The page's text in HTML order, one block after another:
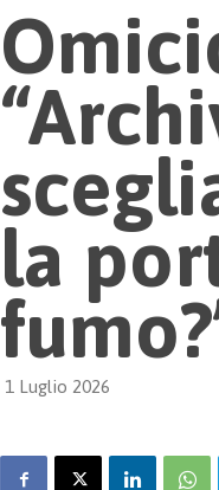
la
1 Luglio 2026